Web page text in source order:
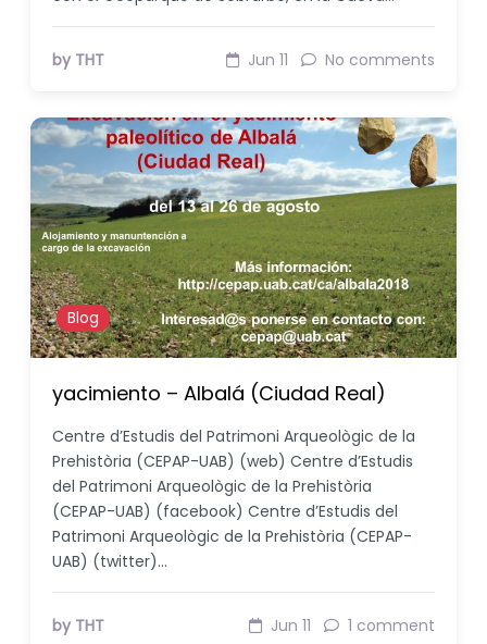
by THT Jun 11 No comments
Blog
yacimiento – Albalá (Ciudad Real)
Centre d’Estudis del Patrimoni Arqueològic de la
Prehistòria (CEPAP-UAB) (web) Centre d’Estudis
del Patrimoni Arqueològic de la Prehistòria
(CEPAP-UAB) (facebook) Centre d’Estudis del
Patrimoni Arqueològic de la Prehistòria (CEPAP-
UAB) (twitter)…
by THT Jun 11 1 comment